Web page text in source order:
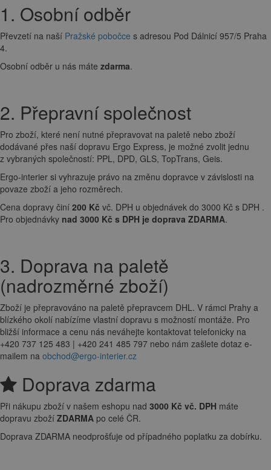
1. Osobní odběr
Převzetí na naší Pražské pobočce s adresou Pod Dálnicí 957/5 Praha
4.
Osobní odběr u nás máte zdarma.
2. Přepravní společnost
Pro zboží, které není nutné přepravovat na paletě nebo zboží
dodávané přes naší dopravu Ergo Express, je možné zvolit jednu
z vybraných společností: PPL, DPD, GLS, TopTrans, Geis.
Ergo-interier si vyhrazuje právo na změnu dopravce v závislosti na
povaze zboží a jeho rozměrech.
Cena dopravy činí 200 Kč vč. DPH u objednávek do 3000 Kč s DPH .
Pro objednávky nad 3000 Kč s DPH je doprava ZDARMA.
3. Doprava na paletě
(nadrozměrné zboží)
Zboží je přepravováno na paletě přepravcem DHL. V rámci Prahy a
blízkého okolí nabízíme vlastní dopravu s možností montáže. Pro
bližší informace a cenu nás neváhejte kontaktovat telefonicky na
+420 737 125 483 | +420 241 485 797 nebo nám zašlete dotaz e-
mailem na obchod@ergo-interier.cz
Doprava zdarma
Při nákupu zboží v našem eshopu nad 3000 Kč vč. DPH máte
dopravu zboží ZDARMA po celé ČR.
Doprava ZDARMA neodprošťuje od případného poplatku za dobírku.